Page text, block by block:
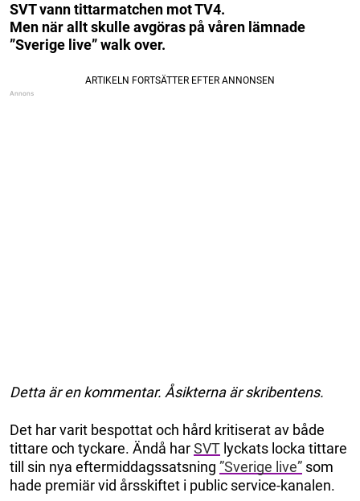
SVT vann tittarmatchen mot TV4.
Men när allt skulle avgöras på våren lämnade
”Sverige live” walk over.
Detta är en kommentar. Åsikterna är skribentens.
Det har varit bespottat och hård kritiserat av både
tittare och tyckare. Ändå harSVT lyckats locka tittare
till sin nya eftermiddagssatsning ”Sverige live” som
hade premiär vid årsskiftet i public service-kanalen.